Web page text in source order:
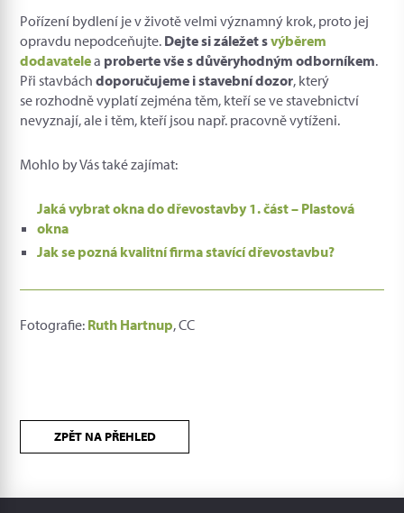
Pořízení bydlení je v životě velmi významný krok, proto jej
opravdu nepodceňujte. Dejte si záležet svýběrem
dodavatelea proberte vše s důvěryhodným odborníkem.
Při stavbách doporučujeme i stavební dozor, který
se rozhodně vyplatí zejména těm, kteří se ve stavebnictví
nevyznají, ale i těm, kteří jsou např. pracovně vytíženi.
Mohlo by Vás také zajímat:
Jaká vybrat okna do dřevostavby 1. část – Plastová
okna
Jak se pozná kvalitní firma stavící dřevostavbu?
Fotografie: Ruth Hartnup, CC
ZPĚT NA PŘEHLED